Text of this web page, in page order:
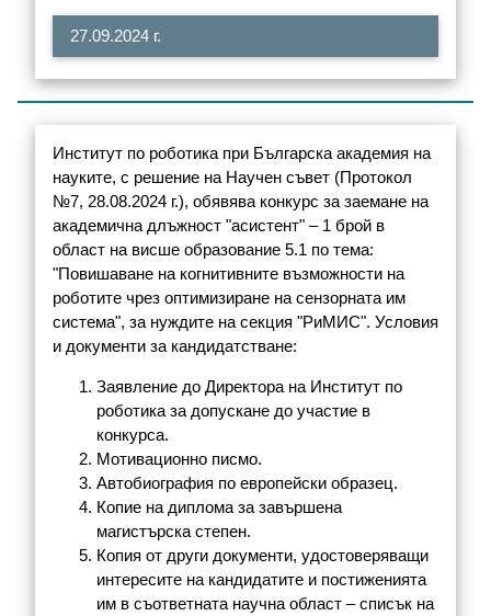
27.09.2024 г.
Институт по роботика при Българска академия на
науките, с решение на Научен съвет (Протокол
№7, 28.08.2024 г.), обявява конкурс за заемане на
академична длъжност "асистент" – 1 брой в
област на висше образование 5.1 по тема:
"Повишаване на когнитивните възможности на
роботите чрез оптимизиране на сензорната им
система", за нуждите на секция "РиМИС". Условия
и документи за кандидатстване:
Заявление до Директора на Институт по
роботика за допускане до участие в
конкурса.
Мотивационно писмо.
Автобиография по европейски образец.
Копие на диплома за завършена
магистърска степен.
Копия от други документи, удостоверяващи
интересите на кандидатите и постиженията
им в съответната научна област – списък на